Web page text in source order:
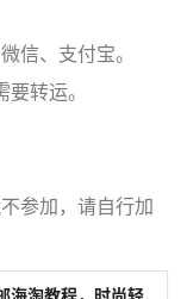
信、支付宝。
转运。
参加，请自行加